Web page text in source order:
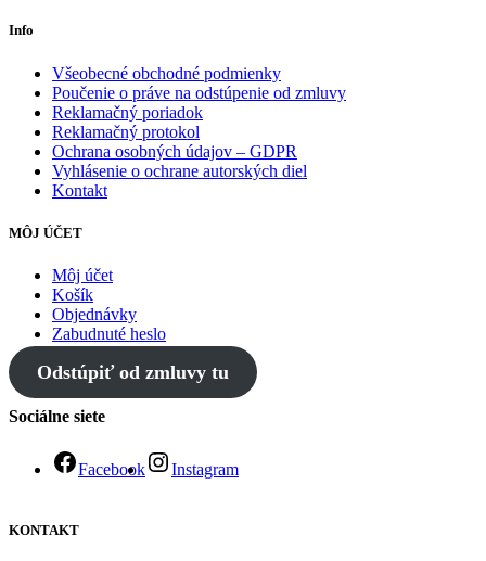
Info
Všeobecné obchodné podmienky
Poučenie o práve na odstúpenie od zmluvy
Reklamačný poriadok
Reklamačný protokol
Ochrana osobných údajov – GDPR
Vyhlásenie o ochrane autorských diel
Kontakt
MÔJ ÚČET
Môj účet
Košík
Objednávky
Zabudnuté heslo
Odstúpiť od zmluvy tu
Sociálne siete
Facebook Instagram
KONTAKT